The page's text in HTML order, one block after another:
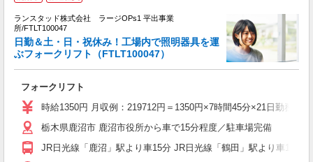
ランスタッド株式会社 ラージOPs1 平出事業
所/FTLT100047
日勤＆土・日・祝休み！工場内で照明器具を運
ぶフォークリフト（FTLT100047）
フォークリフト
時給1350円 月収例：219712円＝1350円×7時間45分×21日勤務
栃木県鹿沼市 鹿沼市役所から車で15分程度／駐車場完備
JR日光線「鹿沼」駅より車15分 JR日光線「鶴田」駅より車15分